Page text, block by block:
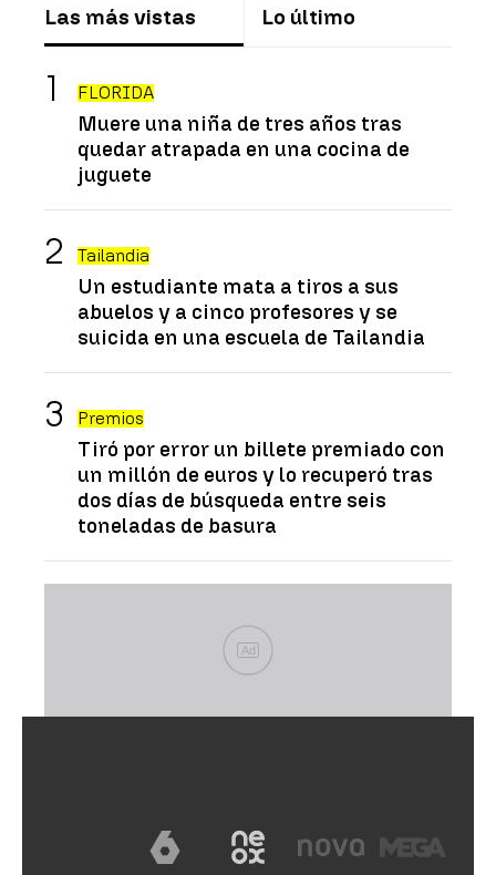
Las más vistas Lo último
FLORIDA
Muere una niña de tres años tras
quedar atrapada en una cocina de
juguete
Tailandia
Un estudiante mata a tiros a sus
abuelos y a cinco profesores y se
suicida en una escuela de Tailandia
Premios
Tiró por error un billete premiado con
un millón de euros y lo recuperó tras
dos días de búsqueda entre seis
toneladas de basura
Ad